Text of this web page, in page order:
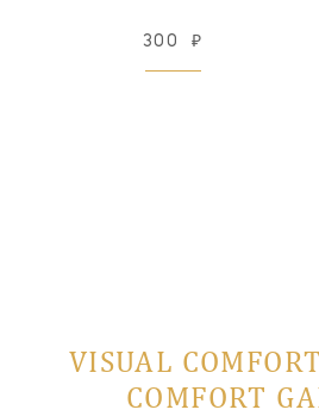
300 ₽
VISUAL
COMFORT